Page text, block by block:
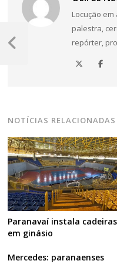
Locução
palestra,
repórter,
NOTÍCIAS RELACIONADAS
Paranavaí instala cadeiras
em ginásio
Mercedes: paranaenses
Navegação
de
Post